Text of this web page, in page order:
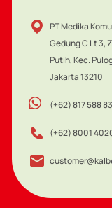
PT Medika
Gedung C Lt 3,
Putih, Kec.
Jakarta 13210
(+62) 817 588
(+62) 8001